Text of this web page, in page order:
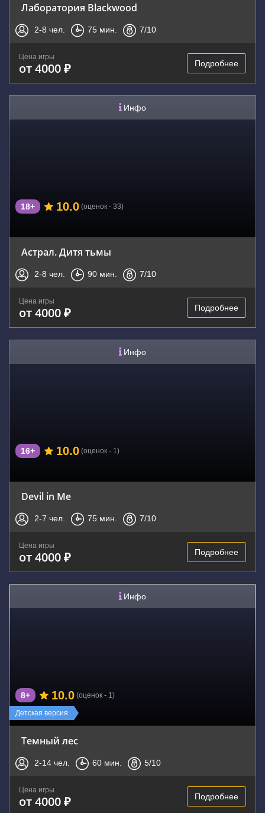
Лаборатория Blackwood
2-8 чел. 75 мин. 7/10
Цена игры
от 4000 ₽ Подробнее
Инфо
18+ 10.0 (оценок - 33)
Астрал. Дитя тьмы
2-8 чел. 90 мин. 7/10
Цена игры
от 4000 ₽ Подробнее
Инфо
16+ 10.0 (оценок - 1)
Devil in Me
2-7 чел. 75 мин. 7/10
Цена игры
от 4000 ₽ Подробнее
Инфо
Детская версия
8+ 10.0 (оценок - 1)
Темный лес
2-14 чел. 60 мин. 5/10
Цена игры
от 4000 ₽ Подробнее